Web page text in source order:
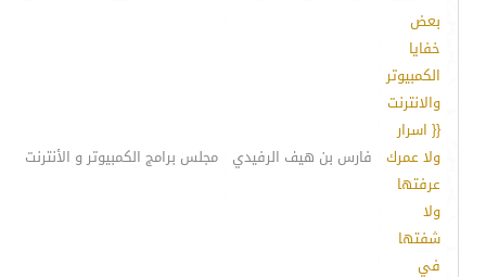
بعض
خفايا
الكمبيوتر
والانترنت
{{ اسرار
ولا عمرك
عرفتها
ولا
شفتها
في
فارس بن هيف الرفيدي مجلس برامج الكمبيوتر و الأنترنت